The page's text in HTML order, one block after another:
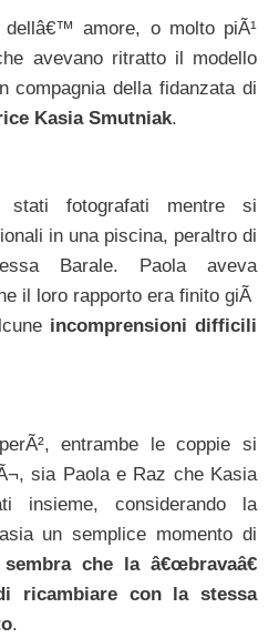
amore, o molto piÃ¹
avevano ritratto il modello
compagnia della fidanzata di
Kasia Smutniak.
stati fotografati mentre si
in una piscina, peraltro di
Barale. Paola aveva
il loro rapporto era finito giÃ
incomprensioni difficili
entrambe le coppie si
sia Paola e Raz che Kasia
insieme, considerando la
un semplice momento di
che la â€œbravaâ€
ricambiare con la stessa
.